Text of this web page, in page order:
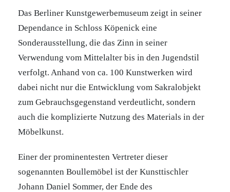
Das Berliner Kunstgewerbemuseum zeigt in seiner
Dependance in Schloss Köpenick eine
Sonderausstellung, die das Zinn in seiner
Verwendung vom Mittelalter bis in den Jugendstil
verfolgt. Anhand von ca. 100 Kunstwerken wird
dabei nicht nur die Entwicklung vom Sakralobjekt
zum Gebrauchsgegenstand verdeutlicht, sondern
auch die komplizierte Nutzung des Materials in der
Möbelkunst.
Einer der prominentesten Vertreter dieser
sogenannten Boullemöbel ist der Kunsttischler
Johann Daniel Sommer, der Ende des